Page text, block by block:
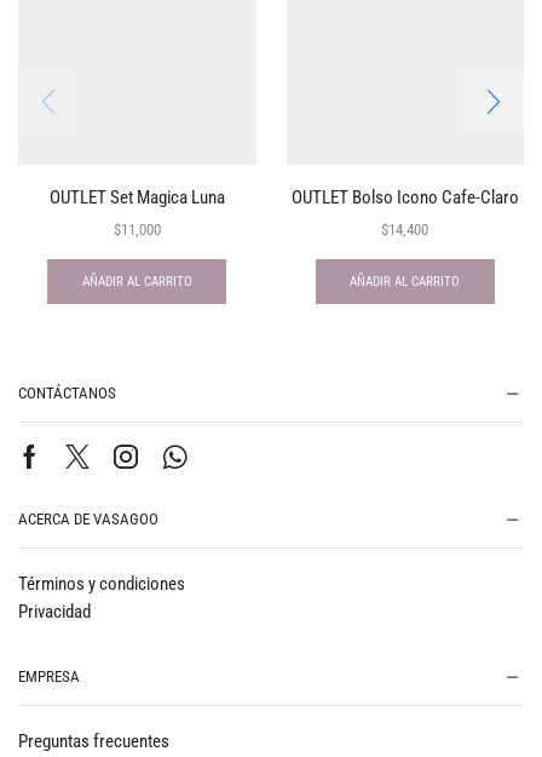
OUTLET Set Magica Luna
$11,000
AÑADIR AL CARRITO
OUTLET Bolso Icono Cafe-Claro
$14,400
AÑADIR AL CARRITO
CONTÁCTANOS
ACERCA DE VASAGOO
Términos y condiciones
Privacidad
EMPRESA
Preguntas frecuentes